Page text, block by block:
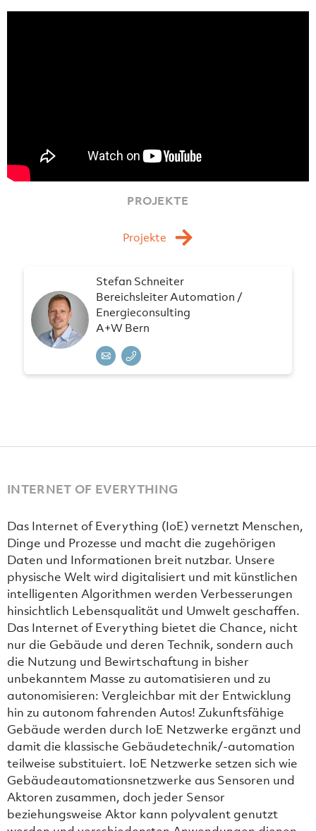
PROJEKTE
Projekte
Stefan Schneiter
Bereichsleiter Automation /
Energieconsulting
A+W Bern
INTERNET OF EVERYTHING
Das Internet of Everything (IoE) vernetzt Menschen,
Dinge und Prozesse und macht die zugehörigen
Daten und Informationen breit nutzbar. Unsere
physische Welt wird digitalisiert und mit künstlichen
intelligenten Algorithmen werden Verbesserungen
hinsichtlich Lebensqualität und Umwelt geschaffen.
Das Internet of Everything bietet die Chance, nicht
nur die Gebäude und deren Technik, sondern auch
die Nutzung und Bewirtschaftung in bisher
unbekanntem Masse zu automatisieren und zu
autonomisieren: Vergleichbar mit der Entwicklung
hin zu autonom fahrenden Autos! Zukunftsfähige
Gebäude werden durch IoE Netzwerke ergänzt und
damit die klassische Gebäudetechnik/-automation
teilweise substituiert. IoE Netzwerke setzen sich wie
Gebäudeautomationsnetzwerke aus Sensoren und
Aktoren zusammen, doch jeder Sensor
beziehungsweise Aktor kann polyvalent genutzt